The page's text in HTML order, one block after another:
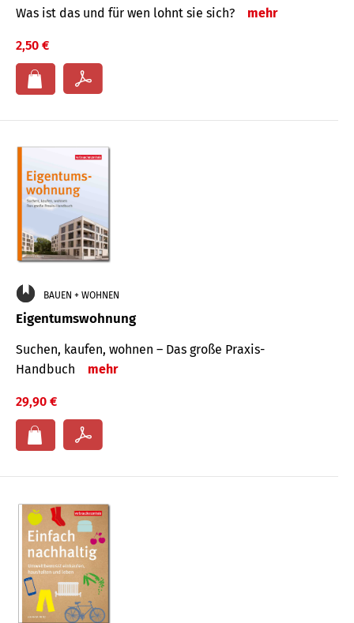
Was ist das und für wen lohnt sie sich? mehr
2,50 €
BAUEN + WOHNEN
Eigentumswohnung
Suchen, kaufen, wohnen – Das große Praxis-
Handbuch
mehr
29,90 €